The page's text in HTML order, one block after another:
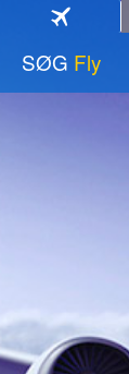
SØG Fly